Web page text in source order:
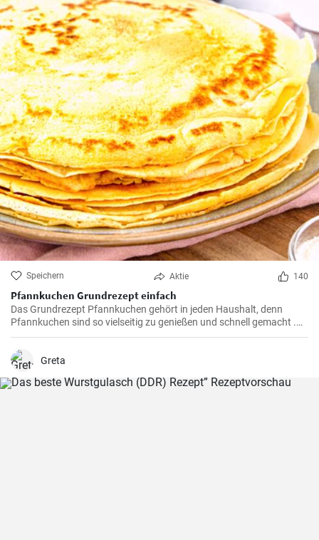
Speichern Aktie 140
Pfannkuchen Grundrezept einfach
Das Grundrezept Pfannkuchen gehört in jeden Haushalt, denn
Pfannkuchen sind so vielseitig zu genießen und schnell gemacht .
Süß oder herzhaft gefüllt sind die Pfannkuchen mit Milch und Eiern
ein Genuß für groß und klein .
Greta